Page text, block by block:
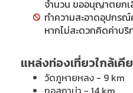
จำนวน ขออนุญาตยกเ
ทำความสะอาดอุปกรณ์
หากไม่สะดวกคิดค่าบริ
แหล่งท่องเที่ยวใกล้เคี
วัดภูหายหลง - 9 km